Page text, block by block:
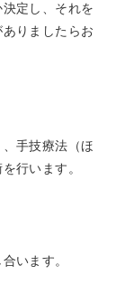
定し、それを
りましたらお
手技療法（ほ
を行います。
合います。